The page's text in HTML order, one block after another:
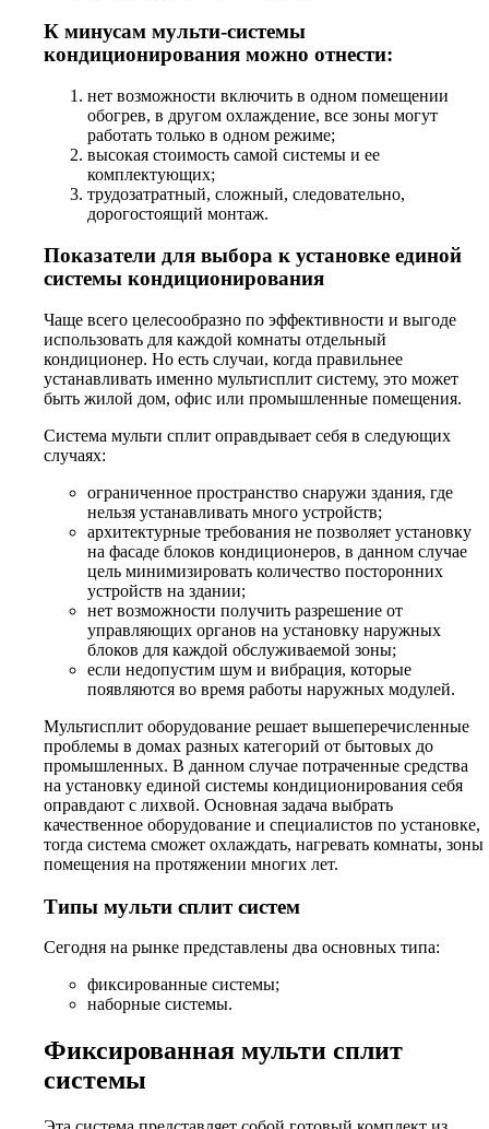
К минусам мульти-системы
кондиционирования можно отнести:
нет возможности включить в одном помещении
обогрев, в другом охлаждение, все зоны могут
работать только в одном режиме;
высокая стоимость самой системы и ее
комплектующих;
трудозатратный, сложный, следовательно,
дорогостоящий монтаж.
Показатели для выбора к установке единой
системы кондиционирования
Чаще всего целесообразно по эффективности и выгоде
использовать для каждой комнаты отдельный
кондиционер. Но есть случаи, когда правильнее
устанавливать именно мультисплит систему, это может
быть жилой дом, офис или промышленные помещения.
Система мульти сплит оправдывает себя в следующих
случаях:
ограниченное пространство снаружи здания, где
нельзя устанавливать много устройств;
архитектурные требования не позволяет установку
на фасаде блоков кондиционеров, в данном случае
цель минимизировать количество посторонних
устройств на здании;
нет возможности получить разрешение от
управляющих органов на установку наружных
блоков для каждой обслуживаемой зоны;
если недопустим шум и вибрация, которые
появляются во время работы наружных модулей.
Мультисплит оборудование решает вышеперечисленные
проблемы в домах разных категорий от бытовых до
промышленных. В данном случае потраченные средства
на установку единой системы кондиционирования себя
оправдают с лихвой. Основная задача выбрать
качественное оборудование и специалистов по установке,
тогда система сможет охлаждать, нагревать комнаты, зоны
помещения на протяжении многих лет.
Типы мульти сплит систем
Сегодня на рынке представлены два основных типа:
фиксированные системы;
наборные системы.
Фиксированная мульти сплит
системы